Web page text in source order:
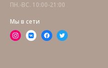
ПН.-ВС. 10:00-21:00
Мы в сети